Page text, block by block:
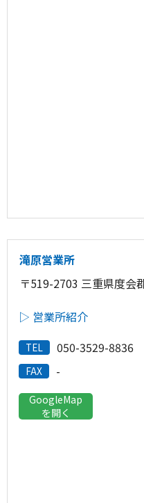
滝原営業所
〒519-2703 三重県度会
▷ 営業所紹介
TEL 050-3529-8836
FAX -
GoogleMap
を開く